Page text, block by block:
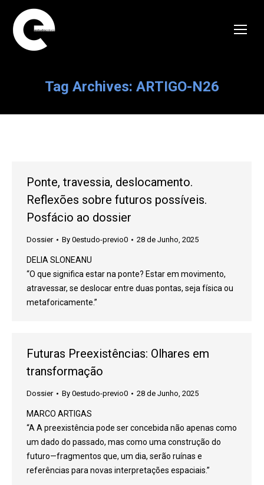
Tag Archives: ARTIGO-N26
Ponte, travessia, deslocamento.
Reflexões sobre futuros possíveis.
Posfácio ao dossier
Dossier By 0estudo-previo0 28 de Junho, 2025
DELIA SLONEANU
“O que significa estar na ponte? Estar em movimento,
atravessar, se deslocar entre duas pontas, seja física ou
metaforicamente.”
Futuras Preexistências: Olhares em
transformação
Dossier By 0estudo-previo0 28 de Junho, 2025
MARCO ARTIGAS
“A A preexistência pode ser concebida não apenas como
um dado do passado, mas como uma construção do
futuro—fragmentos que, um dia, serão ruínas e
referências para novas interpretações espaciais.”